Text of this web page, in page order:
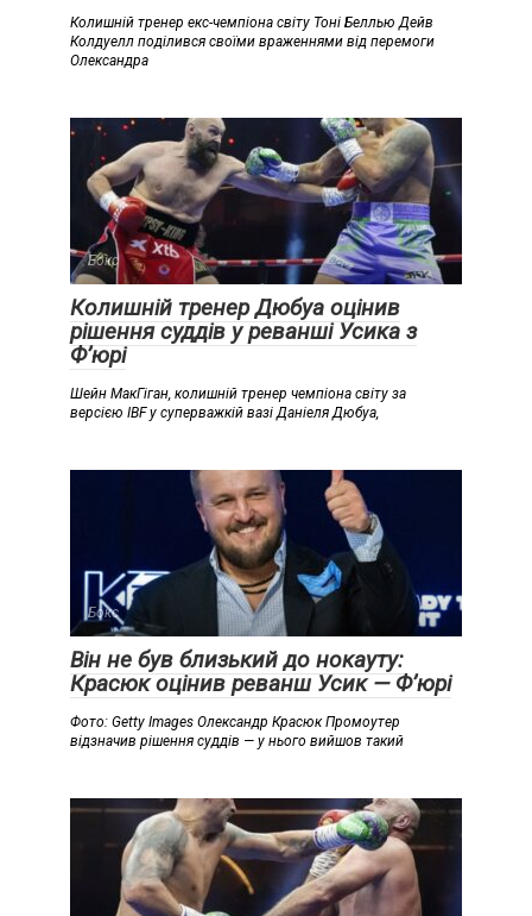
Колишній тренер екс-чемпіона світу Тоні Беллью Дейв
Колдуелл поділився своїми враженнями від перемоги
Олександра
Бокс
Колишній тренер Дюбуа оцінив
рішення суддів у реванші Усика з
Ф’юрі
Шейн МакГіган, колишній тренер чемпіона світу за
версією IBF у суперважкій вазі Даніеля Дюбуа,
Бокс
Він не був близький до нокауту:
Красюк оцінив реванш Усик — Ф’юрі
Фото: Getty Images Олександр Красюк Промоутер
відзначив рішення суддів — у нього вийшов такий